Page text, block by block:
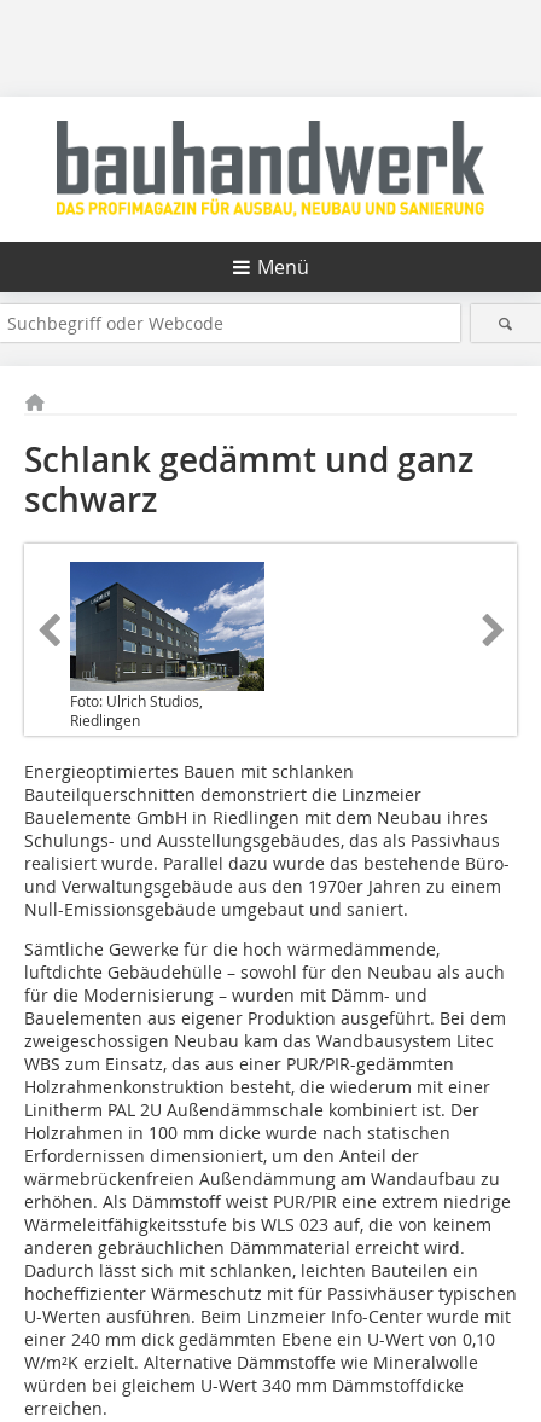
Menü
Schlank gedämmt und ganz
schwarz
Foto: Ulrich Studios,
Riedlingen
Energieoptimiertes Bauen mit schlanken
Bauteilquerschnitten demonstriert die Linzmeier
Bauelemente GmbH in Riedlingen mit dem Neubau ihres
Schulungs- und Ausstellungsgebäudes, das als Passivhaus
realisiert wurde. Parallel dazu wurde das bestehende Büro-
und Verwaltungsgebäude aus den 1970er Jahren zu einem
Null-Emissionsgebäude umgebaut und saniert.
Sämtliche Gewerke für die hoch wärmedämmende,
luftdichte Gebäudehülle – sowohl für den Neubau als auch
für die Modernisierung – wurden mit Dämm- und
Bauelementen aus eigener Produktion ausgeführt. Bei dem
zweigeschossigen Neubau kam das Wandbausystem Litec
WBS zum Einsatz, das aus einer PUR/PIR-gedämmten
Holzrahmenkonstruktion besteht, die wiederum mit einer
Linitherm PAL 2U Außendämmschale kombiniert ist. Der
Holzrahmen in 100 mm dicke wurde nach statischen
Erfordernissen dimensioniert, um den Anteil der
wärmebrückenfreien Außendämmung am Wandaufbau zu
erhöhen. Als Dämmstoff weist PUR/PIR eine extrem niedrige
Wärmeleitfähigkeitsstufe bis WLS 023 auf, die von keinem
anderen gebräuchlichen Dämmmaterial erreicht wird.
Dadurch lässt sich mit schlanken, leichten Bauteilen ein
hocheffizienter Wärmeschutz mit für Passivhäuser typischen
U-Werten ausführen. Beim Linzmeier Info-Center wurde mit
einer 240 mm dick gedämmten Ebene ein U-Wert von 0,10
W/m²K erzielt. Alternative Dämmstoffe wie Mineralwolle
würden bei gleichem U-Wert 340 mm Dämmstoffdicke
erreichen.